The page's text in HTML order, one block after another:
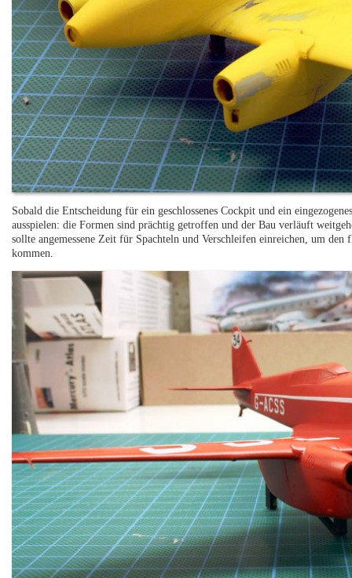
Sobald die Entscheidung für ein geschlossenes Cockpit und ein
ausspielen: die Formen sind prächtig getroffen und der Bau verläuft
sollte angemessene Zeit für Spachteln und Verschleifen einreichen, um
kommen.